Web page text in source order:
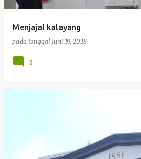
Menjajal kalayang
pada tanggal Juni 19, 2018
0